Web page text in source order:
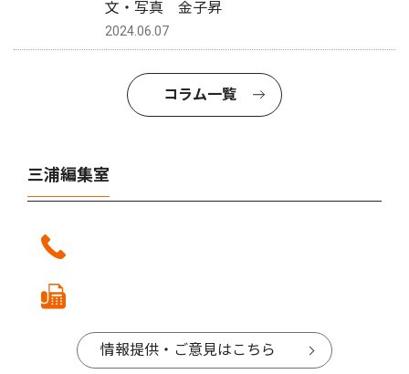
文・写真 金子昇
2024.06.07
コラム一覧
三浦編集室
情報提供・ご意見はこちら